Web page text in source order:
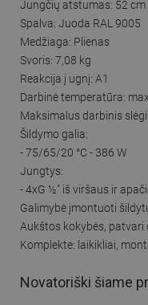
Jungčių atstumas: 52 cm
Spalva: Juoda RAL 9005
Medžiaga: Plienas
Svoris: 7,08 kg
Reakcija į ugnį: A1
Darbinė temperatūra:
Maksimalus darbinis
Šildymo galia:
- 75/65/20 °C - 386 W
Jungtys:
- 4xG ½″ iš viršaus ir
Galimybė įmontuoti
Aukštos kokybės,
Komplekte: laikikliai,
Novatoriški šiame